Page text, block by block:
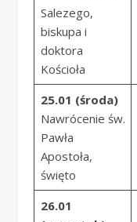
Salezego,
biskupa i
doktora
Kościoła
25.01 (środa)
Nawrócenie św.
Pawła
Apostoła,
święto
26.01